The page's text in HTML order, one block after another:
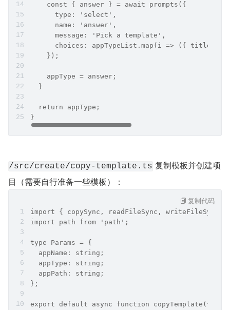
    const { answer } = await prompts({
      type: 'select',
      name: 'answer',
      message: 'Pick a template',
choices: appTypeList.map(i => ({ title: i,
    });
    appType = answer;
  }
  return appType;
}
/src/create/copy-template.ts 复制模板并创建项
目（需要自行准备一些模板）：
import { copySync, readFileSync,
import path from 'path';
type Params = {
  appName: string;
  appType: string;
  appPath: string;
};
export default async function copyTemplate({
复制代码